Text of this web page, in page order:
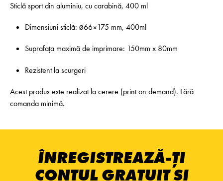
Sticlă sport din aluminiu, cu carabină, 400 ml
Dimensiuni sticlă: ø66×175 mm, 400ml
Suprafața maximă de imprimare: 150mm x 80mm
Rezistent la scurgeri
Acest produs este realizat la cerere (print on demand). Fără
comanda minimă.
ÎNREGISTREAZĂ-ȚI
CONTUL GRATUIT ȘI